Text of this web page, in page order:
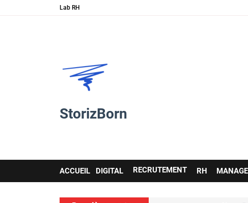
Lab RH
StorizBorn
Main
navigation
ACCUEIL DIGITAL RECRUTEMENT RH